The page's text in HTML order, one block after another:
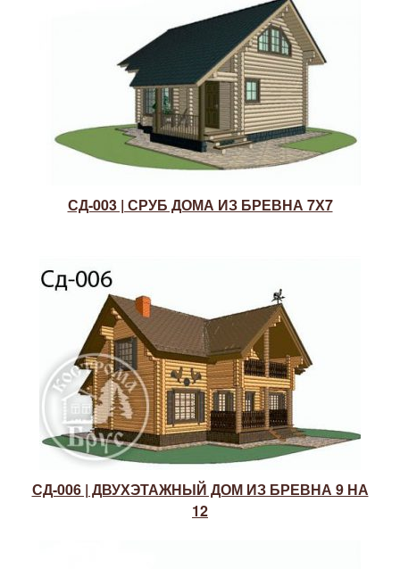
СД-003 | СРУБ ДОМА ИЗ БРЕВНА 7Х7
СД-006 | ДВУХЭТАЖНЫЙ ДОМ ИЗ БРЕВНА 9 НА
12